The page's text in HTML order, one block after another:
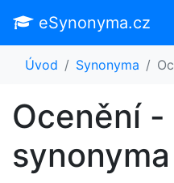
eSynonyma.cz
Úvod Synonyma
Ocenění -
synonyma